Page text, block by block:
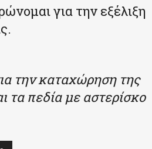
για την εξέλιξη
την καταχώρηση της
τα πεδία με αστερίσκο